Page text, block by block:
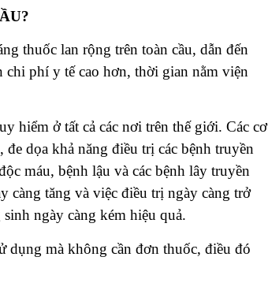
thuốc lan rộng trên toàn cầu, dẫn đến
phí y tế cao hơn, thời gian nằm viện
hiểm ở tất cả các nơi trên thế giới. Các cơ
dọa khả năng điều trị các bệnh truyền
máu, bệnh lậu và các bệnh lây truyền
càng tăng và việc điều trị ngày càng trở
ngày càng kém hiệu quả.
dụng mà không cần đơn thuốc, điều đó